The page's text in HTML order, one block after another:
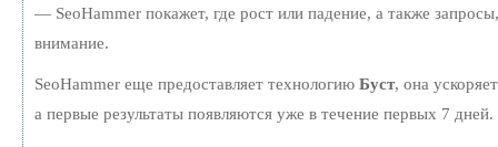
— SeoHammer покажет, где рост или падение, а также
внимание.
SeoHammer еще предоставляет технологию Буст, она
а первые результаты появляются уже в течение первых 7 дней.